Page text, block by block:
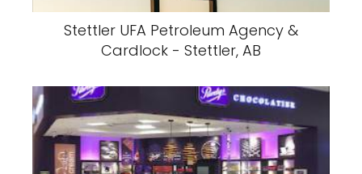
Stettler UFA Petroleum Agency &
Cardlock - Stettler, AB